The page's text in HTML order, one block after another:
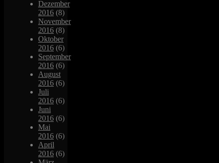
Dezember
2016 (8)
November
2016 (8)
Oktober
2016 (6)
September
2016 (6)
August
2016 (6)
Juli
2016 (6)
Juni
2016 (6)
Mai
2016 (6)
April
2016 (6)